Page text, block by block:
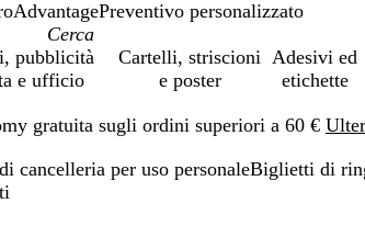
Preventivo personalizzato
pubblicità
e ufficio
Cartelli, striscioni
e poster
Adesivi ed
etichette
gratuita sugli ordini superiori a 60 €
cancelleria per uso personaleBiglietti di